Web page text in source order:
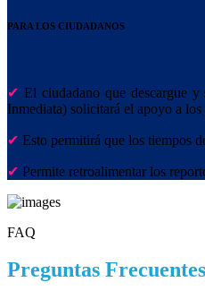
PARA LOS CIUDADANOS
El ciudadano que descargue y
Inmediata) solicitará el apoyo a
Esto permitirá que los tiempos
Permite retroalimentar los
FAQ
Preguntas Frecuentes